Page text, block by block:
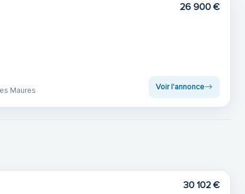
26 900 €
Maures Voir l'annonce
30 102 €